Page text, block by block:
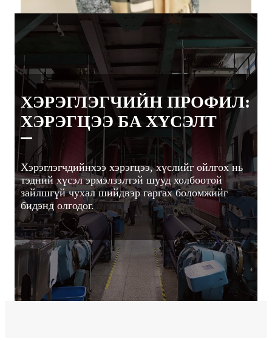
ХЭРЭГЛЭГЧИЙН ПРОФИЛ:
ХЭРЭГЦЭЭ БА ХҮСЭЛТ
Хэрэглэгчдийнхээ хэрэгцээ, хүслийг ойлгох нь
тэдний хүсэл эрмэлзэлтэй шууд холбоотой
зайлшгүй чухал шийдвэр гаргах боломжийг
бидэнд олгодог.